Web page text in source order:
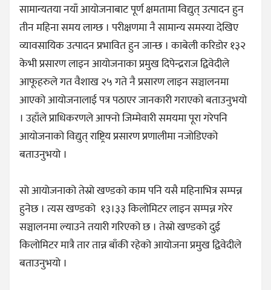
सामान्यतया नयाँ आयोजनाबाट पूर्ण क्षमतामा विद्युत् उत्पादन हुन
तीन महिना समय लाग्छ । परीक्षणमा नै सामान्य समस्या देखिए
व्यावसायिक उत्पादन प्रभावित हुन जान्छ । काबेली करिडोर १३२
केभी प्रसारण लाइन आयोजनाका प्रमुख दिपेन्द्रराज द्विवेदीले
आफूहरुले गत वैशाख २५ गते नै प्रसारण लाइन सञ्चालनमा
आएको आयोजनालाई पत्र पठाएर जानकारी गराएको बताउनुभयो
। उहाँले प्राधिकरणले आफ्नो जिम्मेवारी समयमा पूरा गरेपनि
आयोजनाको विद्युत् राष्ट्रिय प्रसारण प्रणालीमा नजोडिएको
बताउनुभयो ।
सो आयोजनाको तेस्रो खण्डको काम पनि यसै महिनाभित्र सम्पन्न
हुनेछ । त्यस खण्डको १३।३३ किलोमिटर लाइन सम्पन्न गरेर
सञ्चालनमा ल्याउने तयारी गरिएको छ । तेस्रो खण्डको दुई
किलोमिटर मात्रै तार तान्न बाँकी रहेको आयोजना प्रमुख द्विवेदीले
बताउनुभयो ।